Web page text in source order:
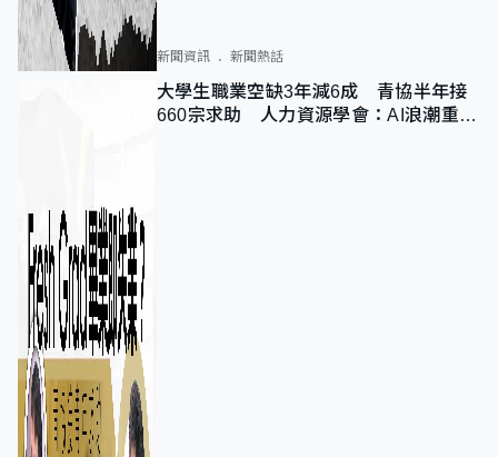
新聞資訊 新聞熱話
大學生職業空缺3年減6成 青協半年接
660宗求助 人力資源學會：AI浪潮重整